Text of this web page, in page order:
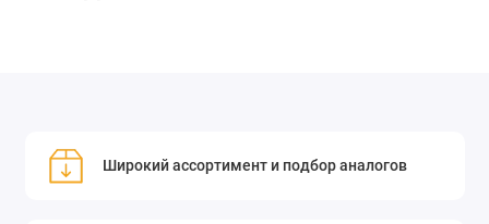
Широкий ассортимент и подбор аналогов